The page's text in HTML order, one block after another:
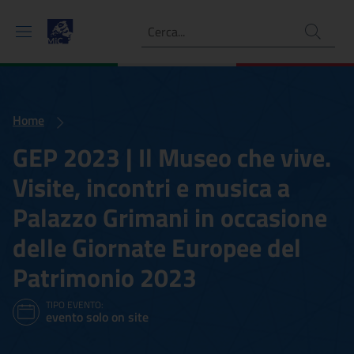
Ricerca
Home
GEP 2023 | Il Museo che vive.
Visite, incontri e musica a
Palazzo Grimani in occasione
delle Giornate Europee del
Patrimonio 2023
TIPO EVENTO:
evento solo on site